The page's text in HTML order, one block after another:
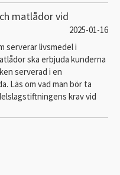
matlådor vid
2025-01-16
serverar livsmedel i
ska erbjuda kunderna
serverad i en
Läs om vad man bör ta
krav vid